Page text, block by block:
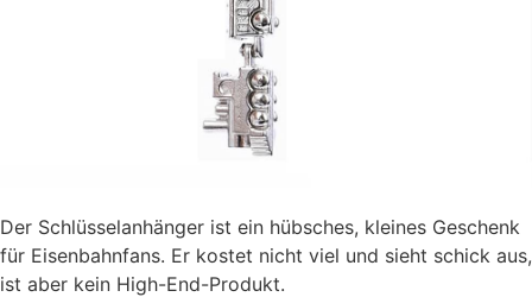
Der Schlüsselanhänger ist ein hübsches, kleines Geschenk
für Eisenbahnfans. Er kostet nicht viel und sieht schick aus,
ist aber kein High-End-Produkt.